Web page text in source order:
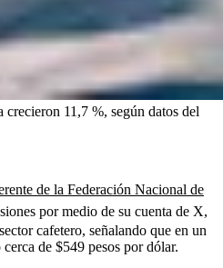
11,7 %, según datos del
de la Federación Nacional de
por medio de su cuenta de X,
cafetero, señalando que en un
de $549 pesos por dólar.